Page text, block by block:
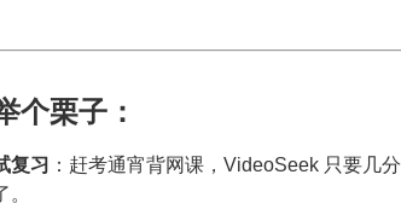
个栗子：
复习 ：赶考通宵背网课，VideoSeek 只要几